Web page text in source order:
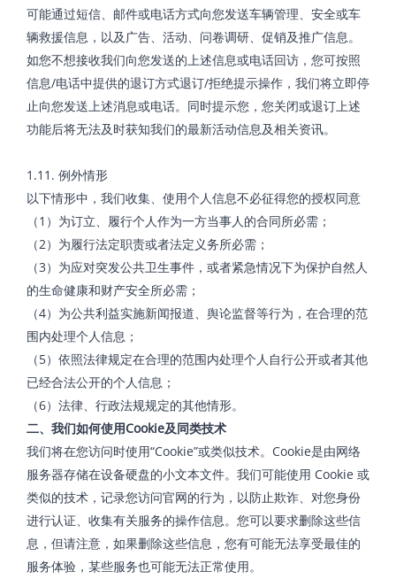
可能通过短信、邮件或电话方式向您发送车辆管理、安全或车
辆救援信息，以及广告、活动、问卷调研、促销及推广信息。
如您不想接收我们向您发送的上述信息或电话回访，您可按照
信息/电话中提供的退订方式退订/拒绝提示操作，我们将立即停
止向您发送上述消息或电话。同时提示您，您关闭或退订上述
功能后将无法及时获知我们的最新活动信息及相关资讯。
1.11. 例外情形
以下情形中，我们收集、使用个人信息不必征得您的授权同意
（1）为订立、履行个人作为一方当事人的合同所必需；
（2）为履行法定职责或者法定义务所必需；
（3）为应对突发公共卫生事件，或者紧急情况下为保护自然人
的生命健康和财产安全所必需；
（4）为公共利益实施新闻报道、舆论监督等行为，在合理的范
围内处理个人信息；
（5）依照法律规定在合理的范围内处理个人自行公开或者其他
已经合法公开的个人信息；
（6）法律、行政法规规定的其他情形。
二、我们如何使用Cookie及同类技术
我们将在您访问时使用“Cookie”或类似技术。Cookie是由网络
服务器存储在设备硬盘的小文本文件。我们可能使用 Cookie 或
类似的技术，记录您访问官网的行为，以防止欺诈、对您身份
进行认证、收集有关服务的操作信息。您可以要求删除这些信
息，但请注意，如果删除这些信息，您有可能无法享受最佳的
服务体验，某些服务也可能无法正常使用。